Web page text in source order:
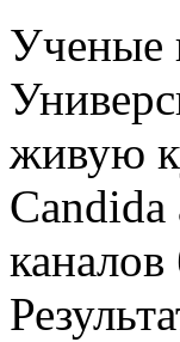
Ученые
живую